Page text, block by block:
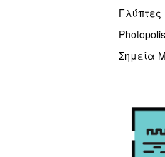
Γλύπτες
Photopolis
Σημεία